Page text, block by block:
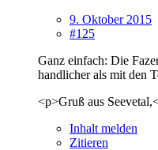
9. Oktober 2015
#125
Ganz einfach: Die
handlicher als mit den
<p>Gruß aus
Inhalt melden
Zitieren